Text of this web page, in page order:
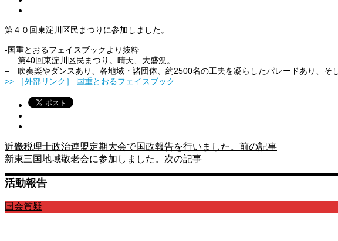
第４０回東淀川区民まつりに参加しました。
-国重とおるフェイスブックより抜粋
– 第40回東淀川区民まつり。晴天、大盛況。
– 吹奏楽やダンスあり、各地域・諸団体、約2500名の工夫を凝らしたパレードあり、そ
>> ［外部リンク］ 国重とおるフェイスブック
近畿税理士政治連盟定期大会で国政報告を行いました。 前の記事
新東三国地域敬老会に参加しました。 次の記事
活動報告
国会質疑